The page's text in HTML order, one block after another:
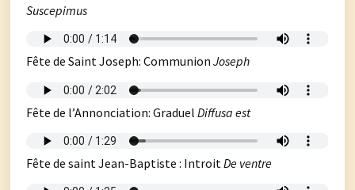
Suscepimus
Fête de Saint Joseph: CommunionJoseph
Fête de l’Annonciation: GraduelDiffusa est
Fête de saint Jean-Baptiste : IntroitDe ventre